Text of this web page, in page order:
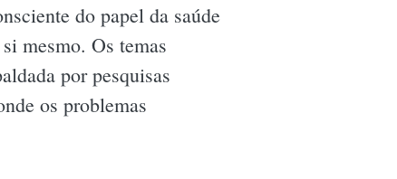
do papel da saúde
mesmo. Os temas
por pesquisas
os problemas